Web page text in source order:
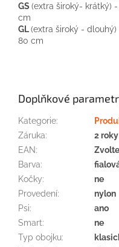
GS (extra široký- krátký) -
cm
GL(extra široký - dlouhý)
80 cm
Doplňkové
Kategorie:
Záruka:
2 roky
EAN:
Barva:
Kočky:
ne
Provedení:
nylon
Psi:
ano
Smart:
ne
Typ obojku: